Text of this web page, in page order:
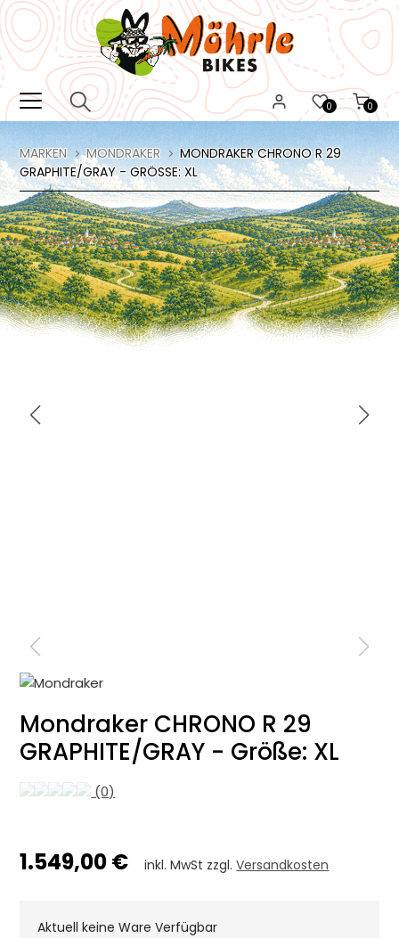
0
0
MARKEN MONDRAKER
MONDRAKER CHRONO R 29
GRAPHITE/GRAY - GRÖSSE: XL
Mondraker CHRONO R 29
GRAPHITE/GRAY - Größe: XL
(0)
1.549,00 € inkl. MwSt zzgl.Versandkosten
Aktuell keine Ware Verfügbar